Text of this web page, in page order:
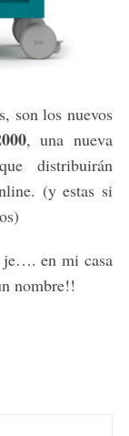
son los nuevos
, una nueva
distribuirán
(y estas si
je…. en mi casa
nombre!!